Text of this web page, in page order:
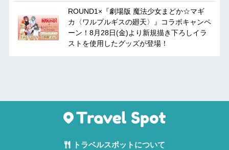
ROUND1×『劇場版 魔法少女まどか☆マギ
カ〈ワルプルギスの廻天〉』コラボキャンペ
ーン！8月28日(金)より新規描き下ろしイラ
ストを使用したグッズが登場！
トラベルスポットについて